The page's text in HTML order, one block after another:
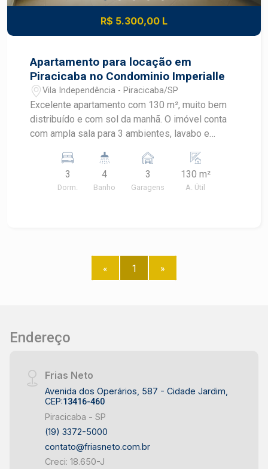
R$ 5.300,00 L
Apartamento para locação em
Piracicaba no Condominio Imperialle
Vila Independência - Piracicaba/SP
Excelente apartamento com 130 m², muito bem
distribuído e com sol da manhã. O imóvel conta
com ampla sala para 3 ambientes, lavabo e
família. São 3 suítes com armários embutidos,
sendo 1 suíte máster com varanda. A cozinha é
planejada, com ótima disposição de armários,
café,Brinquedoteca,Playground,SPA e
sauna,Academia,terraço de jogos,Piscina adulto e
família.
3
Dorm.
4
Banho
3
Garagens
130 m²
A. Útil
« 1 »
Endereço
Frias Neto
Avenida dos Operários, 587 - Cidade Jardim,
CEP:13416-460
Piracicaba - SP
(19) 3372-5000
contato@friasneto.com.br
Creci: 18.650-J